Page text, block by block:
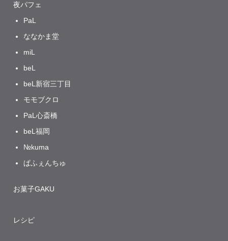
夜パフェ
PaL
ななかま堂
miL
beL
beL新宿三丁目
モモブクロ
PaL心斎橋
beL福岡
№kuma
ぱふぇんちゅ
お菓子GAKU
レシピ